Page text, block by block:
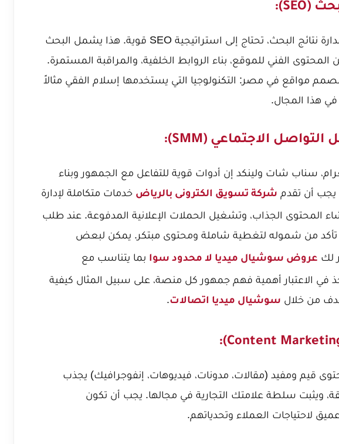
لضمان ظهور موقعك في صدارة نتائج البحث، تحتاج إلى استراتيجية SEO قوية. هذا يشمل البحث
الفني للموقع، بناء الروابط الخلفية، والمراقبة المستمرة.
مواقع في مصر: التكنولوجيا التي يستخدمها إسلام الفقي مثالاً
في هذا المجال.
سناب شات ولينكد إن أدوات قوية للتفاعل مع الجمهور وبناء
يجب أن تقدم شركة تسويق الكترونى بالرياض خدمات متكاملة لإدارة
المحتوى الجذاب، وتشغيل الحملات الإعلانية المدفوعة. عند طلب
تأكد من شموله لتغطية شاملة ومحتوى مبتكر. يمكن لبعض
لك عروض سوشيال ميديا لا محدود سوا بما يتناسب مع
في الاعتبار أهمية فهم جمهور كل منصة، على سبيل المثال كيفية
من خلال سوشيال ميديا اتصالات.
قيم ومفيد (مقالات، مدونات، فيديوهات، إنفوجرافيك) يجذب
ويثبت سلطة علامتك التجارية في مجالها. يجب أن تكون
لاحتياجات العملاء وتحدياتهم.